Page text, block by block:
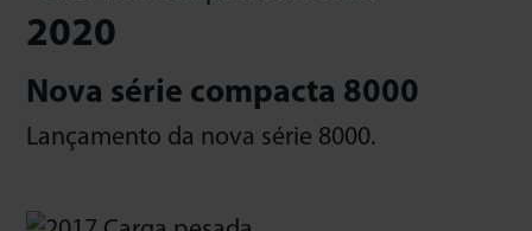
2020
Nova série compacta 8000
Lançamento da nova série 8000.